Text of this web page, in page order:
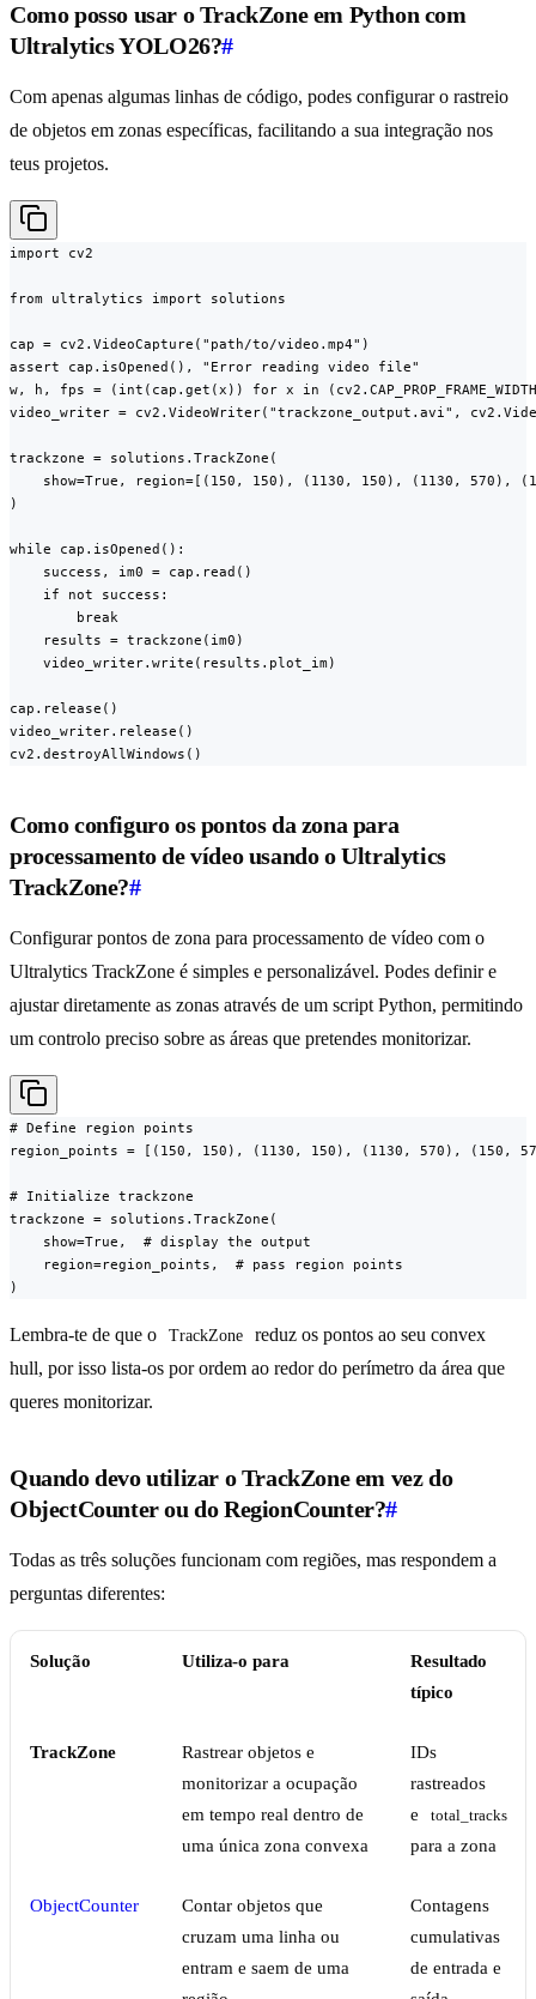
Como posso usar o TrackZone em Python com
Ultralytics YOLO26?#
Com apenas algumas linhas de código, podes configurar o rastreio
de objetos em zonas específicas, facilitando a sua integração nos
teus projetos.
import cv2
from ultralytics import solutions
cap = cv2.VideoCapture("path/to/video.mp4")
assert cap.isOpened(), "Error reading video file"
w, h, fps = (int(cap.get(x)) for x in (cv2.CAP_PROP_FRAME_WIDTH,
video_writer = cv2.VideoWriter("trackzone_output.avi",
trackzone = solutions.TrackZone(
show=True, region=[(150, 150), (1130, 150), (1130, 570),
)
while cap.isOpened():
    success, im0 = cap.read()
    if not success:
        break
    results = trackzone(im0)
    video_writer.write(results.plot_im)
cap.release()
video_writer.release()
cv2.destroyAllWindows()
Como configuro os pontos da zona para
processamento de vídeo usando o Ultralytics
TrackZone?#
Configurar pontos de zona para processamento de vídeo com o
Ultralytics TrackZone é simples e personalizável. Podes definir e
ajustar diretamente as zonas através de um script Python, permitindo
um controlo preciso sobre as áreas que pretendes monitorizar.
# Define region points
region_points = [(150, 150), (1130, 150), (1130, 570), (150,
# Initialize trackzone
trackzone = solutions.TrackZone(
    show=True,  # display the output
    region=region_points,  # pass region points
)
Lembra-te de que o TrackZone
reduz os pontos ao seu convex
hull, por isso lista-os por ordem ao redor do perímetro da área que
queres monitorizar.
Quando devo utilizar o TrackZone em vez do
ObjectCounter ou do RegionCounter?#
Todas as três soluções funcionam com regiões, mas respondem a
perguntas diferentes:
Solução Utiliza-o para
Resultado
típico
TrackZone
Rastrear objetos e
monitorizar a ocupação
em tempo real dentro de
uma única zona convexa
IDs
rastreados
e
total_tracks
para a zona
ObjectCounter
Contar objetos que
cruzam uma linha ou
entram e saem de uma
Contagens
cumulativas
de entrada e